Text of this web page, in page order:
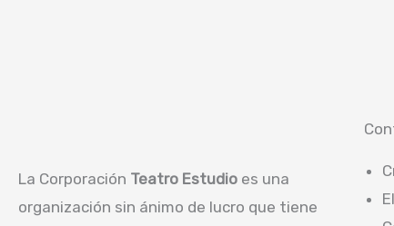
La Corporación Teatro Estudio es una
organización sin ánimo de lucro que tiene